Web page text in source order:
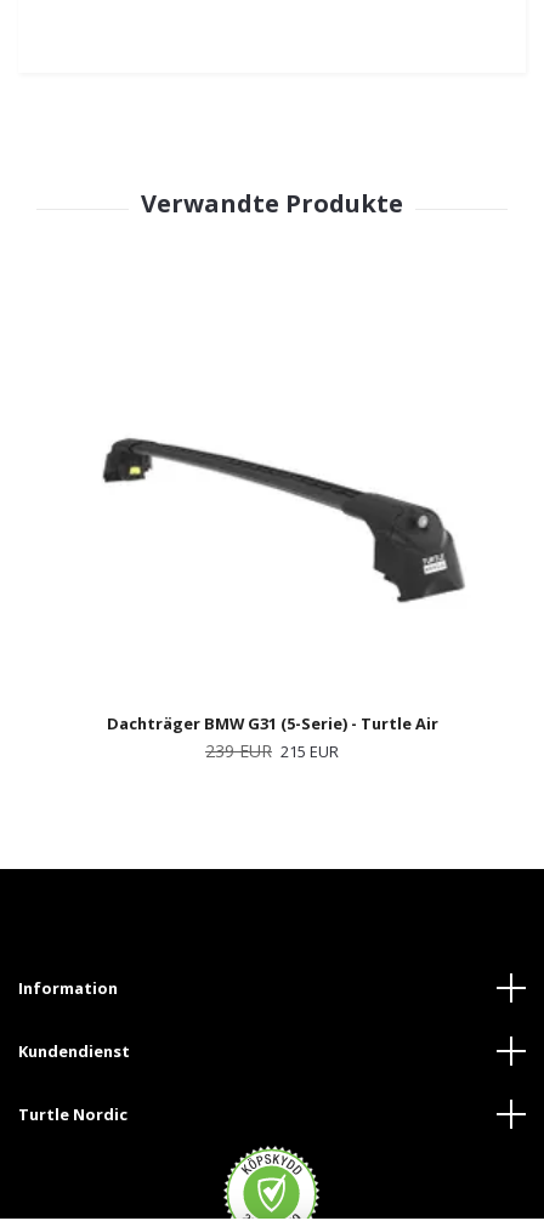
Dachträger BMW G31 (5-Serie) - Turtle Air
239 EUR 215 EUR
Information
Kundendienst
Turtle Nordic